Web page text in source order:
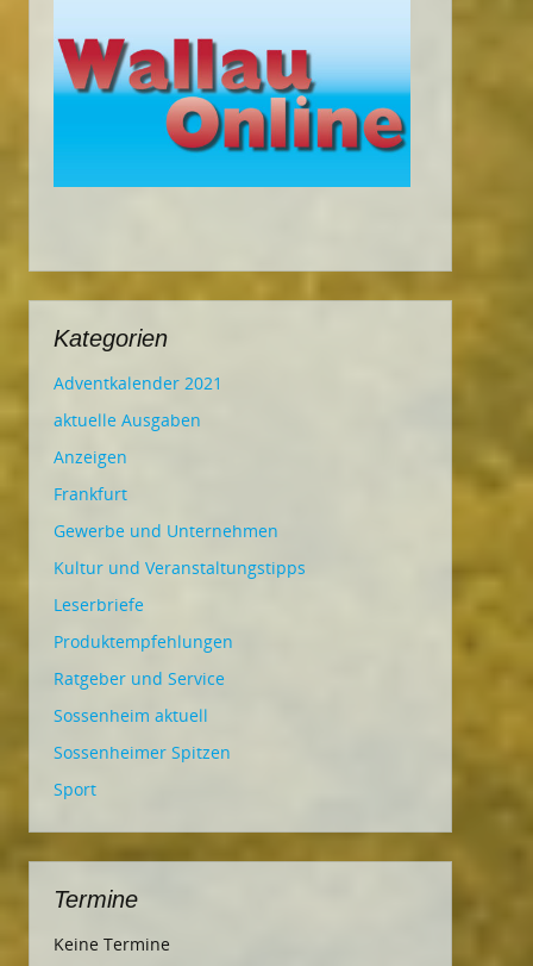
Kategorien
Adventkalender 2021
aktuelle Ausgaben
Anzeigen
Frankfurt
Gewerbe und Unternehmen
Kultur und Veranstaltungstipps
Leserbriefe
Produktempfehlungen
Ratgeber und Service
Sossenheim aktuell
Sossenheimer Spitzen
Sport
Termine
Keine Termine